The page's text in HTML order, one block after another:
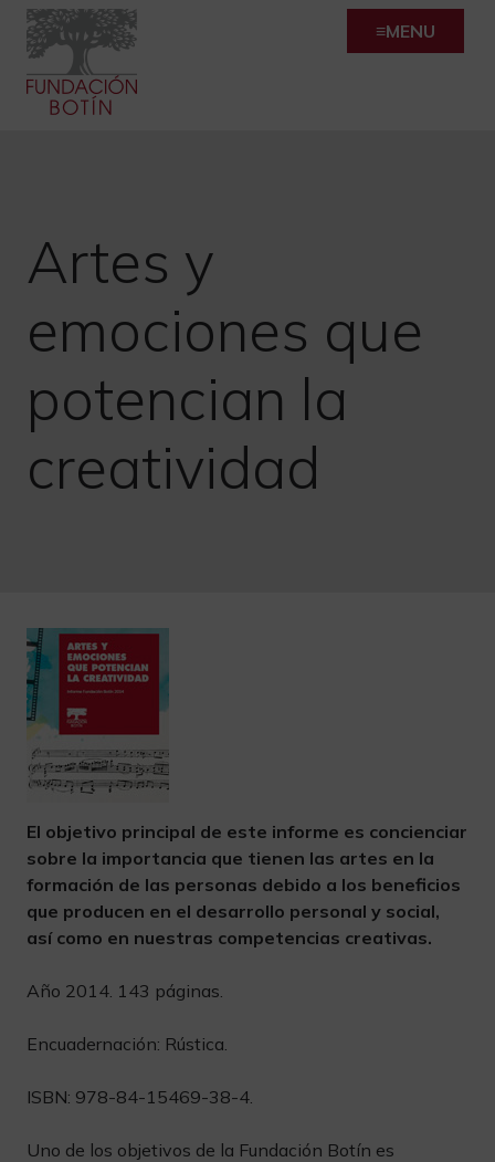
Skip
content
MENU
Artes y
emociones que
potencian la
creatividad
El objetivo principal de este informe es concienciar
sobre la importancia que tienen las artes en la
formación de las personas debido a los beneficios
que producen en el desarrollo personal y social,
así como en nuestras competencias creativas.
Año 2014. 143 páginas.
Encuadernación: Rústica.
ISBN: 978-84-15469-38-4.
Uno de los objetivos de la Fundación Botín es